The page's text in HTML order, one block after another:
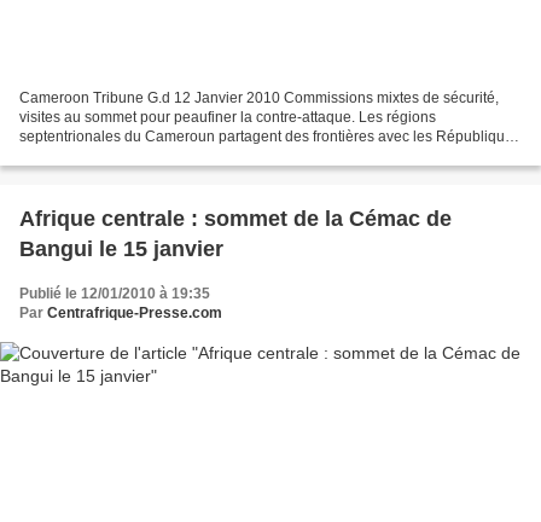
Cameroon Tribune G.d 12 Janvier 2010 Commissions mixtes de sécurité,
visites au sommet pour peaufiner la contre-attaque. Les régions
septentrionales du Cameroun partagent des frontières avec les Républiques
Afrique centrale : sommet de la Cémac de
Bangui le 15 janvier
Publié le 12/01/2010 à 19:35
Par Centrafrique-Presse.com